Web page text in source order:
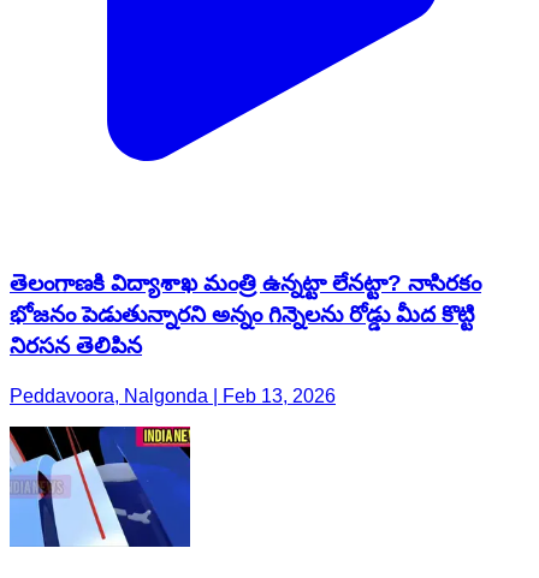
తెలంగాణకి విద్యాశాఖ మంత్రి ఉన్నట్టా లేనట్టా? నాసిరకం
భోజనం పెడుతున్నారని అన్నం గిన్నెలను రోడ్డు మీద కొట్టి
నిరసన తెలిపిన
Peddavoora, Nalgonda | Feb 13, 2026